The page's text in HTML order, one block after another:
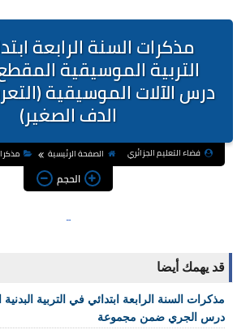
مذكرات السنة الرابعة
التربية الموسيقية
درس الآلات الموسيقية
الدف الصغير)
فضاء التعليم الجزائري الصفحة الرئيسية مذكرات
الحجم
قد يهمك أيضا
مذكرات السنة الرابعة ابتدائي في التربية
درس الجري ضمن مجموعة